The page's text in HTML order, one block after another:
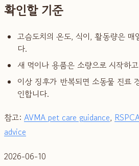
확인할 기준
고슴도치의 온도, 식이, 활동량은 매
다.
새 먹이나 용품은 소량으로 시작하
이상 징후가 반복되면 소동물 진료
인합니다.
참고: AVMA pet care guidance,
advice
2026-06-10